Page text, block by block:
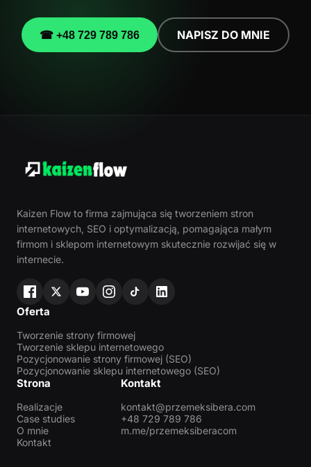
☎ +48 729 789 786 NAPISZ DO MNIE
Kaizen Flow to firma zajmująca się tworzeniem stron
internetowych, SEO i optymalizacją, pomagająca małym
firmom i sklepom internetowym skutecznie rozwijać się w
internecie.
Oferta
Tworzenie strony firmowej
Tworzenie sklepu internetowego
Pozycjonowanie strony firmowej (SEO)
Pozycjonowanie sklepu internetowego (SEO)
Strona
Realizacje
Case studies
O mnie
Kontakt
Kontakt
kontakt@przemeksibera.com
+48 729 789 786
m.me/przemeksiberacom